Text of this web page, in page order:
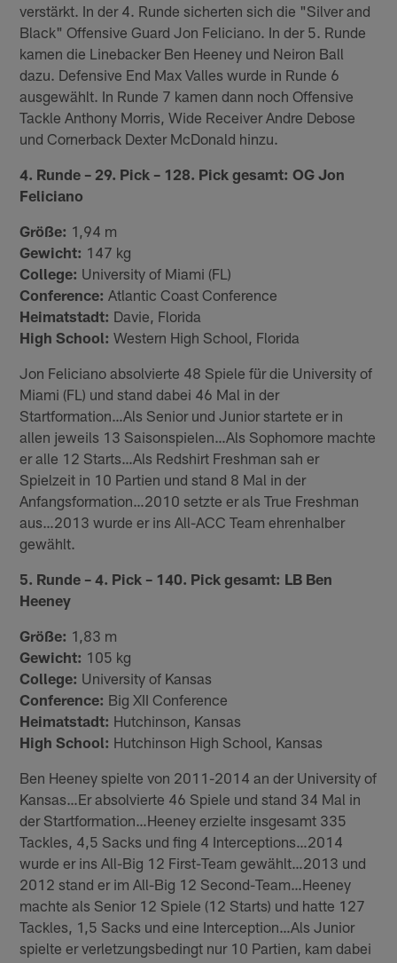
verstärkt. In der 4. Runde sicherten sich die "Silver and
Black" Offensive Guard Jon Feliciano. In der 5. Runde
kamen die Linebacker Ben Heeney und Neiron Ball
dazu. Defensive End Max Valles wurde in Runde 6
ausgewählt. In Runde 7 kamen dann noch Offensive
Tackle Anthony Morris, Wide Receiver Andre Debose
und Cornerback Dexter McDonald hinzu.
4. Runde – 29. Pick – 128. Pick gesamt: OG Jon
Feliciano
Größe: 1,94 m
Gewicht: 147 kg
College: University of Miami (FL)
Conference: Atlantic Coast Conference
Heimatstadt: Davie, Florida
High School: Western High School, Florida
Jon Feliciano absolvierte 48 Spiele für die University of
Miami (FL) und stand dabei 46 Mal in der
Startformation…Als Senior und Junior startete er in
allen jeweils 13 Saisonspielen…Als Sophomore machte
er alle 12 Starts…Als Redshirt Freshman sah er
Spielzeit in 10 Partien und stand 8 Mal in der
Anfangsformation…2010 setzte er als True Freshman
aus…2013 wurde er ins All-ACC Team ehrenhalber
gewählt.
5. Runde – 4. Pick – 140. Pick gesamt: LB Ben
Heeney
Größe: 1,83 m
Gewicht: 105 kg
College: University of Kansas
Conference: Big XII Conference
Heimatstadt: Hutchinson, Kansas
High School: Hutchinson High School, Kansas
Ben Heeney spielte von 2011-2014 an der University of
Kansas…Er absolvierte 46 Spiele und stand 34 Mal in
der Startformation…Heeney erzielte insgesamt 335
Tackles, 4,5 Sacks und fing 4 Interceptions…2014
wurde er ins All-Big 12 First-Team gewählt…2013 und
2012 stand er im All-Big 12 Second-Team…Heeney
machte als Senior 12 Spiele (12 Starts) und hatte 127
Tackles, 1,5 Sacks und eine Interception…Als Junior
spielte er verletzungsbedingt nur 10 Partien, kam dabei